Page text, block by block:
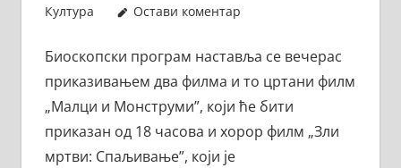
Култура
Остави коментар
Биоскопски програм наставља се вечерас
приказивањем два филма и то цртани филм
„Малци и Монструми”, који ће бити
приказан од 18 часова и хорор филм „Зли
мртви: Спаљивање”, који је